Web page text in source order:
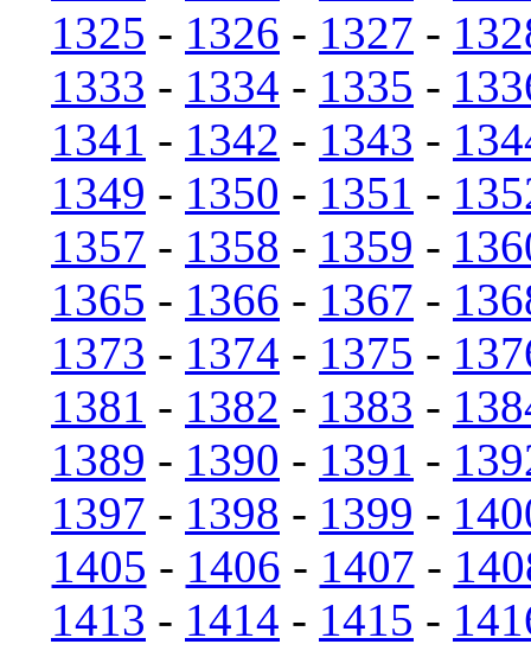
1325 - 1326 - 1327 -
1333 - 1334 - 1335 -
1341 - 1342 - 1343 -
1349 - 1350 - 1351 -
1357 - 1358 - 1359 -
1365 - 1366 - 1367 -
1373 - 1374 - 1375 -
1381 - 1382 - 1383 -
1389 - 1390 - 1391 -
1397 - 1398 - 1399 -
1405 - 1406 - 1407 -
1413 - 1414 - 1415 -